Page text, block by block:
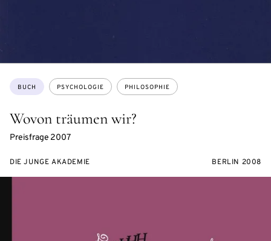
Wovon träumen wir?
Preisfrage 2007
Themen:
BUCH PSYCHOLOGIE PHILOSOPHIE
DIE JUNGE AKADEMIE BERLIN 2008